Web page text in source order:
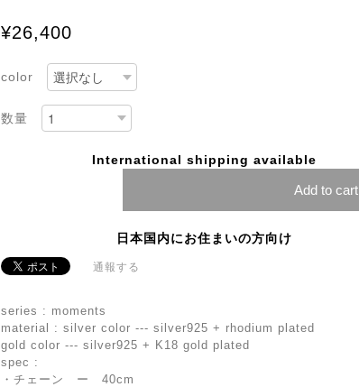
¥26,400
color
数量
International shipping available
Add to cart
日本国内にお住まいの方向け
通報する
series : moments
material : silver color --- silver925 + rhodium plated
gold color --- silver925 + K18 gold plated
spec :
・チェーン ー 40cm